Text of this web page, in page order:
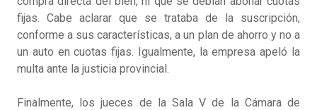
fijas. Cabe aclarar que se trataba de la suscripción,
conforme a sus características, a un plan de ahorro y no a
un auto en cuotas fijas. Igualmente, la empresa apeló la
multa ante la justicia provincial.
Finalmente, los jueces de la Sala V de la Cámara de